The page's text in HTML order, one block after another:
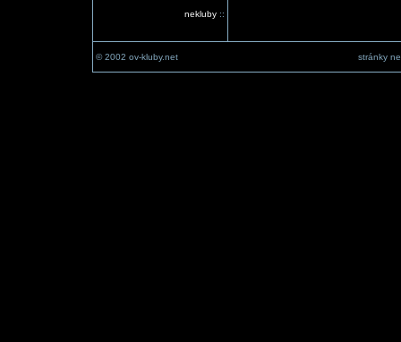
nekluby::
© 2002 ov-kluby.net stránky